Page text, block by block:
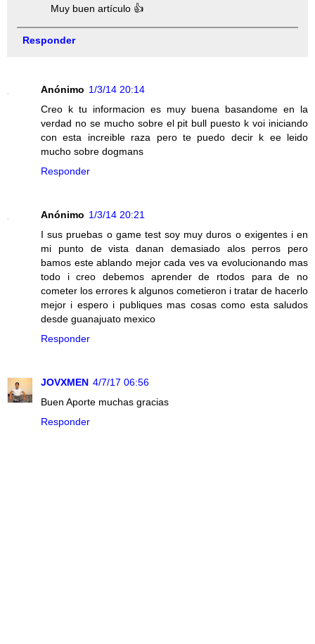
Muy buen artículo 👍
Responder
Anónimo 1/3/14 20:14
Creo k tu informacion es muy buena basandome en la
verdad no se mucho sobre el pit bull puesto k voi iniciando
con esta increible raza pero te puedo decir k ee leido
mucho sobre dogmans
Responder
Anónimo 1/3/14 20:21
I sus pruebas o game test soy muy duros o exigentes i en
mi punto de vista danan demasiado alos perros pero
bamos este ablando mejor cada ves va evolucionando mas
todo i creo debemos aprender de rtodos para de no
cometer los errores k algunos cometieron i tratar de hacerlo
mejor i espero i publiques mas cosas como esta saludos
desde guanajuato mexico
Responder
JOVXMEN 4/7/17 06:56
Buen Aporte muchas gracias
Responder